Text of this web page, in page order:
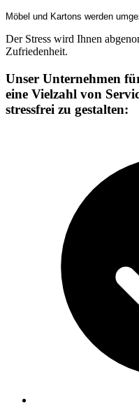
Möbel und Kartons werden
Der Stress wird Ihnen
Zufriedenheit.
Unser Unternehmen
eine Vielzahl von
stressfrei zu gestalten: